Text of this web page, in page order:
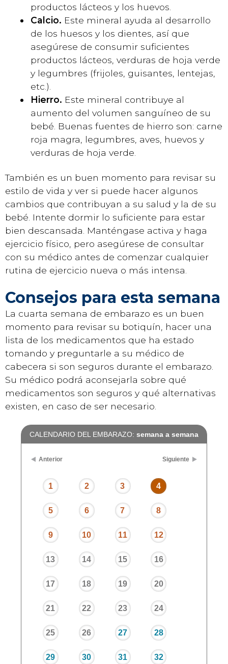
productos lácteos y los huevos.
Calcio. Este mineral ayuda al desarrollo
de los huesos y los dientes, así que
asegúrese de consumir suficientes
productos lácteos, verduras de hoja verde
y legumbres (frijoles, guisantes, lentejas,
etc.).
Hierro. Este mineral contribuye al
aumento del volumen sanguíneo de su
bebé. Buenas fuentes de hierro son: carne
roja magra, legumbres, aves, huevos y
verduras de hoja verde.
También es un buen momento para revisar su
estilo de vida y ver si puede hacer algunos
cambios que contribuyan a su salud y la de su
bebé. Intente dormir lo suficiente para estar
bien descansada. Manténgase activa y haga
ejercicio físico, pero asegúrese de consultar
con su médico antes de comenzar cualquier
rutina de ejercicio nueva o más intensa.
Consejos para esta semana
La cuarta semana de embarazo es un buen
momento para revisar su botiquín, hacer una
lista de los medicamentos que ha estado
tomando y preguntarle a su médico de
cabecera si son seguros durante el embarazo.
Su médico podrá aconsejarla sobre qué
medicamentos son seguros y qué alternativas
existen, en caso de ser necesario.
CALENDARIO DEL EMBARAZO: semana a semana
Anterior Siguiente
1 2 3 4
5 6 7 8
9 10 11 12
13 14 15 16
17 18 19 20
21 22 23 24
25 26 27 28
29 30 31 32